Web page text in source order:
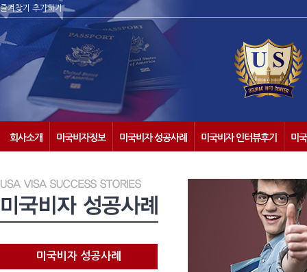
즐겨찾기 추가하기
회사소개 미국비자정보 미국비자 성공사례 미국비자 인터뷰후기 미
미국비자 성공사례